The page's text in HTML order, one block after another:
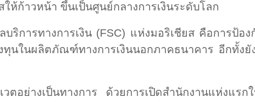
ห้ก้าวหน้า ขึ้นเป็นศูนย์กลางการเงินระดับโลก
ริการทางการเงิน (FSC) แห่งมอริเชียส คือการป้อ
ทุนในผลิตภัณฑ์ทางการเงินนอกภาคธนาคาร อีกทั้ง
ตอย่างเป็นทางการ ด้วยการเปิดสำนักงานแห่งแร